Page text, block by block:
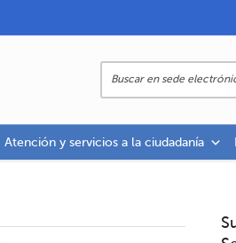
Atención y servicios a la ciudadanía